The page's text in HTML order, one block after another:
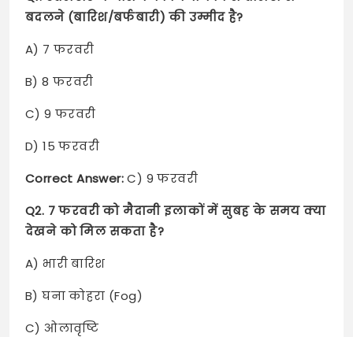
बदलने (बारिश/बर्फबारी) की उम्मीद है?
A) 7 फरवरी
B) 8 फरवरी
C) 9 फरवरी
D) 15 फरवरी
Correct Answer:C) 9 फरवरी
Q2. 7 फरवरी को मैदानी इलाकों में सुबह के समय क्या
देखने को मिल सकता है?
A) भारी बारिश
B) घना कोहरा (Fog)
C) ओलावृष्टि